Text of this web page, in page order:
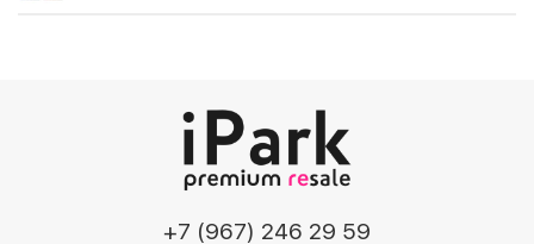
+7 (967) 246 29 59